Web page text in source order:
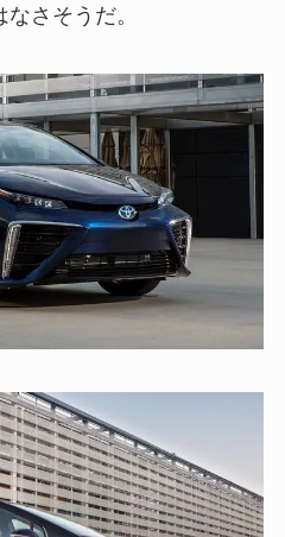
さそうだ。